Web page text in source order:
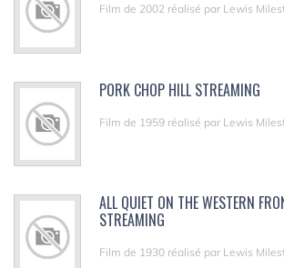
Film de 2002 réalisé par Lewis
PORK CHOP HILL STREAMING
Film de 1959 réalisé par Lewis
ALL QUIET ON THE WESTERN
STREAMING
Film de 1930 réalisé par Lewis